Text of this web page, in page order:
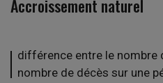
Accroissement naturel
différence entre le nombre
nombre de décès sur une